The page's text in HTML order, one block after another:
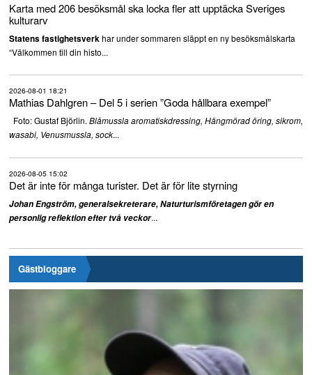
Karta med 206 besöksmål ska locka fler att upptäcka Sveriges
kulturarv
Statens fastighetsverkhar under sommaren släppt en ny besöksmålskarta
“Välkommen till din histo...
2026-08-01 18:21
Mathias Dahlgren – Del 5 i serien ”Goda hållbara exempel”
Foto: Gustaf Björlin. Blåmussla aromatiskdressing, Hängmörad öring, sikrom,
wasabi, Venusmussla, sock...
2026-08-05 15:02
Det är inte för många turister. Det är för lite styrning
Johan Engström, generalsekreterare, Naturturismföretagen gör en
personlig reflektion efter två veckor...
Gästbloggare